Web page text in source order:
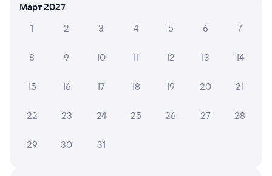
Март 2027
1
2 3 4 5 6 7
8 9 10 11 12 13 14
15 16 17 18 19 20 21
22 23 24 25 26 27 28
29 30 31